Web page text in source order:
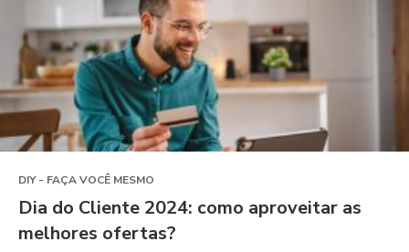
DIY - FAÇA VOCÊ MESMO
Dia do Cliente 2024: como aproveitar as
melhores ofertas?